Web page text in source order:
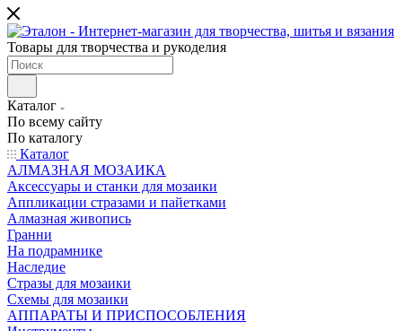
Товары для творчества и рукоделия
Каталог
По всему сайту
По каталогу
Каталог
АЛМАЗНАЯ МОЗАИКА
Аксессуары и станки для мозаики
Аппликации стразами и пайетками
Алмазная живопись
Гранни
На подрамнике
Наследие
Стразы для мозаики
Схемы для мозаики
АППАРАТЫ И ПРИСПОСОБЛЕНИЯ